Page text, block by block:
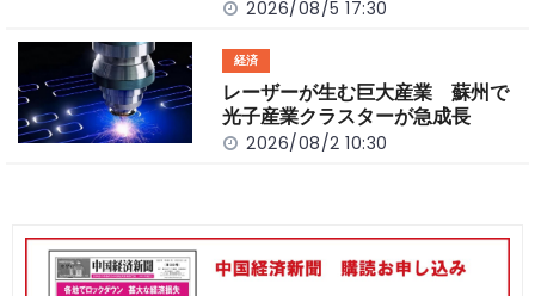
2026/08/5 17:30
経済
レーザーが生む巨大産業 蘇州で
光子産業クラスターが急成長
2026/08/2 10:30